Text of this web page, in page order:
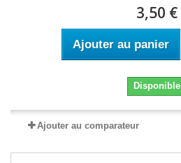
3,50 €
Ajouter au panier
Disponible
Ajouter au comparateur